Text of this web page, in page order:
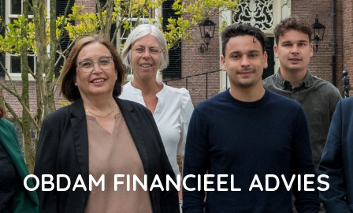
PENSIOEN
U wilt genieten, ook van uw oude dag. De
pensioenzekerheid is de laatste jaren een
stuk minder groot geworden. Welke